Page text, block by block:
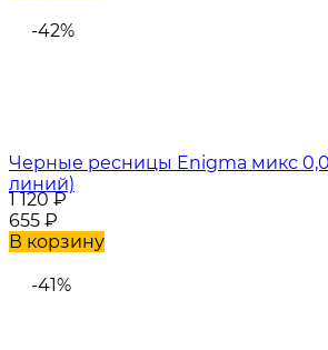
-42%
Черные ресницы Enigma микс
линий)
1 120₽
655 ₽
В корзину
-41%